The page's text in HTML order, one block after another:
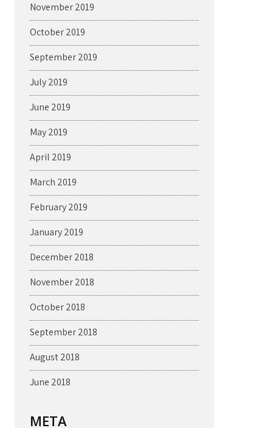
November 2019
October 2019
September 2019
July 2019
June 2019
May 2019
April 2019
March 2019
February 2019
January 2019
December 2018
November 2018
October 2018
September 2018
August 2018
June 2018
META